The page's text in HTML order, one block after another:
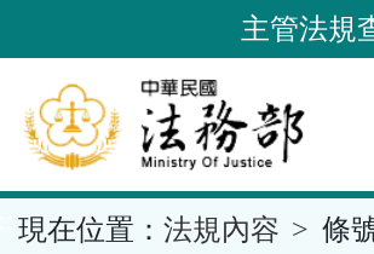
到
要
內
容
區
主管法規
現在位置： 法規內容 條